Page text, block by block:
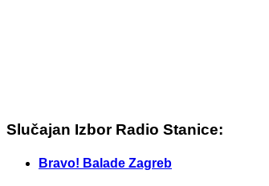
Slučajan Izbor Radio Stanice:
Bravo! Balade Zagreb